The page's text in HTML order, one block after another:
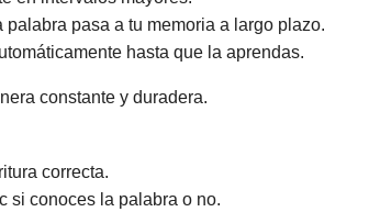
pasa a tu memoria a largo plazo.
hasta que la aprendas.
constante y duradera.
correcta.
si conoces la palabra o no.